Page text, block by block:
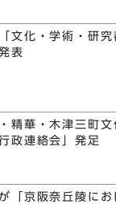
文化・学術・研究
表
・精華・木津三町
政連絡会」発足
「京阪奈丘陵に